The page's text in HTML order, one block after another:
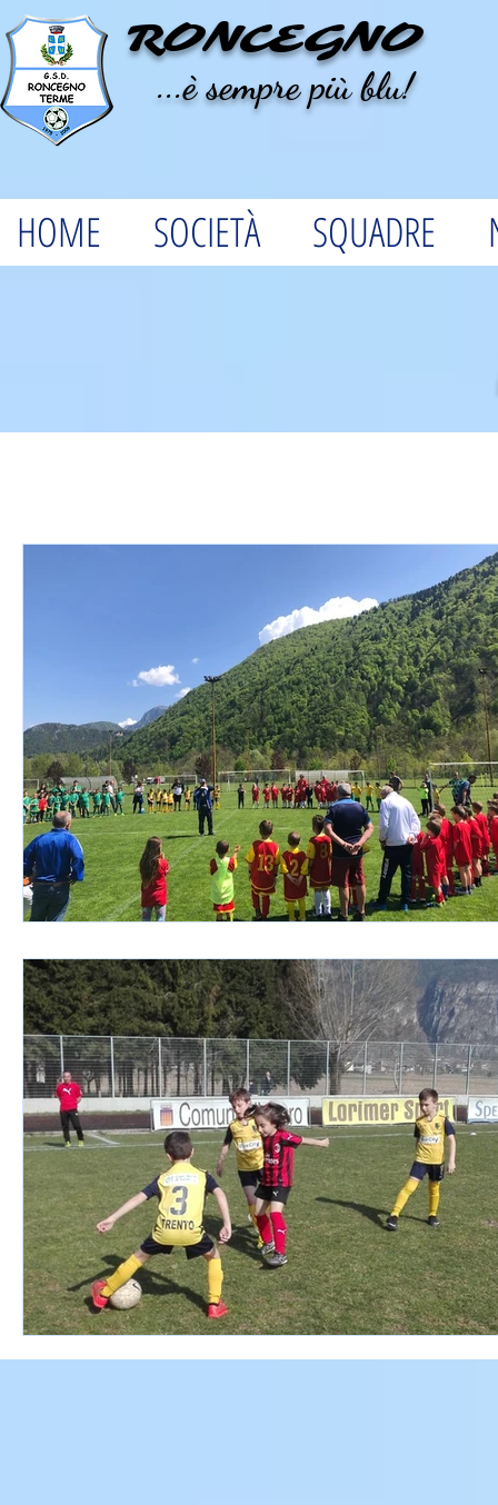
RONCEGNO
...è sempre più blu!
HOME SOCIETÀ SQUADRE